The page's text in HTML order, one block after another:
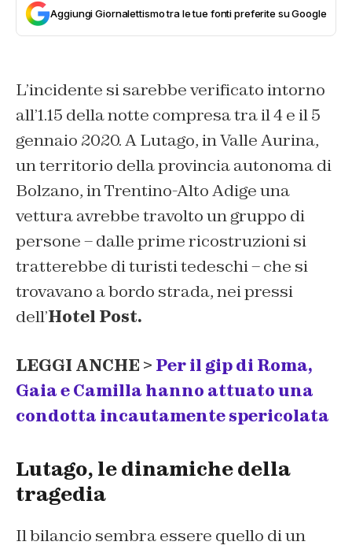
Aggiungi Giornalettismo tra le tue fonti preferite su Google
L’incidente si sarebbe verificato intorno
all’1.15 della notte compresa tra il 4 e il 5
gennaio 2020. A Lutago, in Valle Aurina,
un territorio della provincia autonoma di
Bolzano, in Trentino-Alto Adige una
vettura avrebbe travolto un gruppo di
persone – dalle prime ricostruzioni si
tratterebbe di turisti tedeschi – che si
trovavano a bordo strada, nei pressi
dell’Hotel Post.
LEGGI ANCHE > Per il gip di Roma,
Gaia e Camilla hanno attuato una
condotta incautamente spericolata
Lutago, le dinamiche della
tragedia
Il bilancio sembra essere quello di un